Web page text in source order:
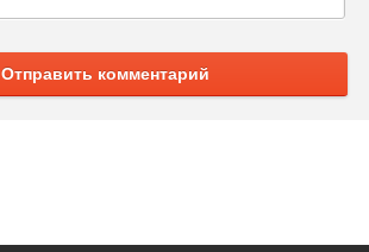
Отправить комментарий